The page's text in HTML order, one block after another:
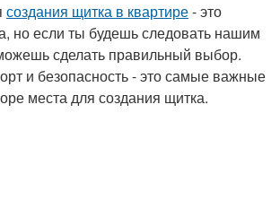
создания щитка в квартире- это
но если ты будешь следовать нашим
сделать правильный выбор.
и безопасность - это самые важные
места для создания щитка.